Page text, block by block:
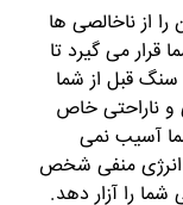
از ناخالصی ها
قرار می گیرد تا
سنگ قبل از شما
و ناراحتی خاص
آسیب نمی
و انرژی منفی شخص
شما را آزار دهد.